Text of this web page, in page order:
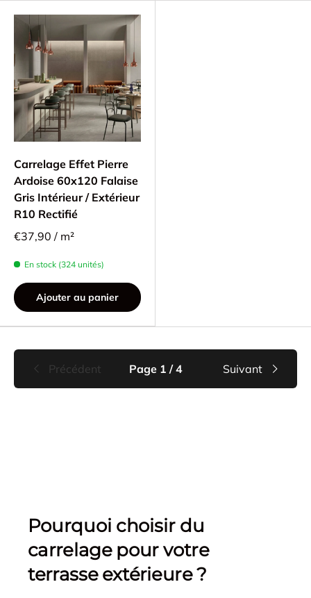
Carrelage Effet Pierre
Ardoise 60x120 Falaise
Gris Intérieur / Extérieur
R10 Rectifié
€37,90 / m²
En stock (324 unités)
Ajouter au panier
Précédent Page 1 / 4 Suivant
Pourquoi choisir du
carrelage pour votre
terrasse extérieure ?